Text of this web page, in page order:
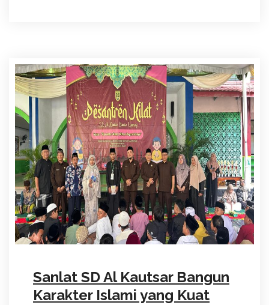
Sanlat SD Al Kautsar Bangun
Karakter Islami yang Kuat